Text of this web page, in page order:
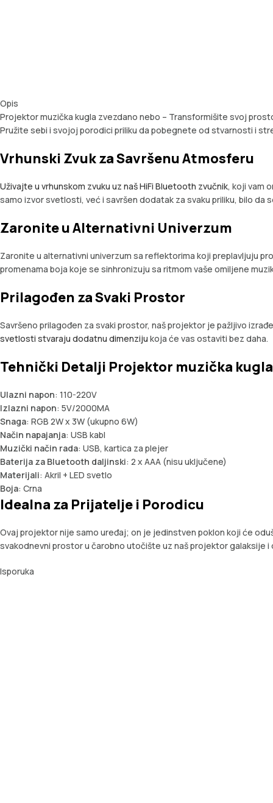
Opis
Projektor muzička kugla zvezdano nebo – Transformišite svoj
Pružite sebi i svojoj porodici priliku da pobegnete od stvarnosti i
Vrhunski Zvuk za Savršenu Atmosferu
Uživajte u vrhunskom zvuku uz naš HiFi Bluetooth zvučnik, koji vam
samo izvor svetlosti, već i savršen dodatak za svaku priliku, bilo da
Zaronite u Alternativni Univerzum
Zaronite u alternativni univerzum sa reflektorima koji preplavljuju
promenama boja koje se sinhronizuju sa ritmom vaše omiljene
Prilagođen za Svaki Prostor
Savršeno prilagođen za svaki prostor, naš projektor je pažljivo
svetlosti stvaraju dodatnu dimenziju koja će vas ostaviti bez daha.
Tehnički Detalji Projektor muzička
Ulazni napon: 110-220V
Izlazni napon: 5V/2000MA
Snaga: RGB 2W x 3W (ukupno 6W)
Način napajanja: USB kabl
Muzički način rada: USB, kartica za plejer
Baterija za Bluetooth daljinski: 2 x AAA (nisu uključene)
Materijali: Akril + LED svetlo
Boja: Crna
Idealna za Prijatelje i Porodicu
Ovaj projektor nije samo uređaj; on je jedinstven poklon koji će
svakodnevni prostor u čarobno utočište uz naš projektor galaksije
Isporuka